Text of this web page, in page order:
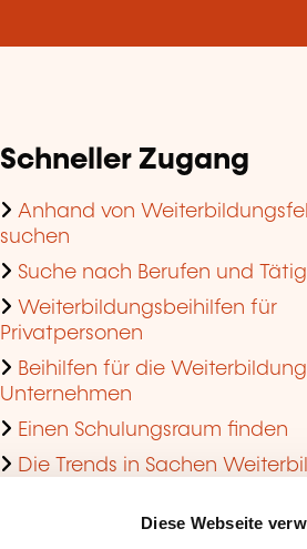
Diese Webseite
Schneller Zugang
Anhand von
suchen
Suche nach Berufen und
Weiterbildungsbeihilfen für
Privatpersonen
Beihilfen für die
Unternehmen
Einen Schulungsraum finden
Die Trends in Sachen